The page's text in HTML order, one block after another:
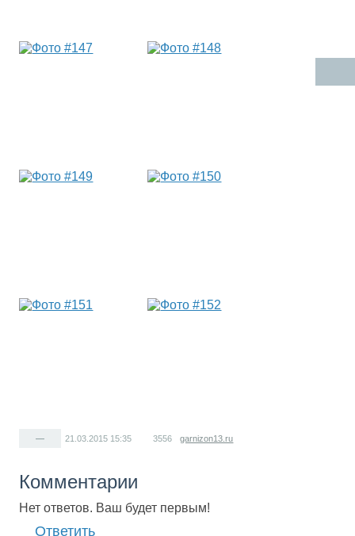
— 21.03.2015 15:35 3556 garnizon13.ru
Комментарии
Нет ответов. Ваш будет первым!
Ответить